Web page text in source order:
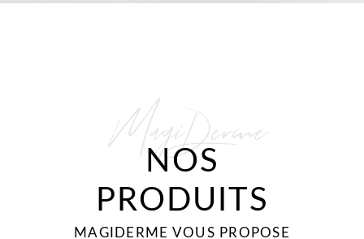
MagiDerme
NOS
PRODUITS
MAGIDERME VOUS PROPOSE